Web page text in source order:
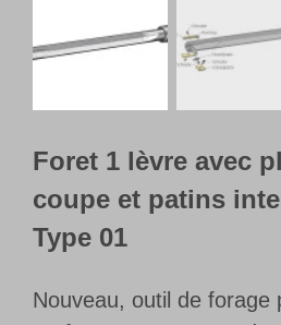
Foret 1 lèvre avec
coupe et patins
Type 01
Nouveau, outil de forage